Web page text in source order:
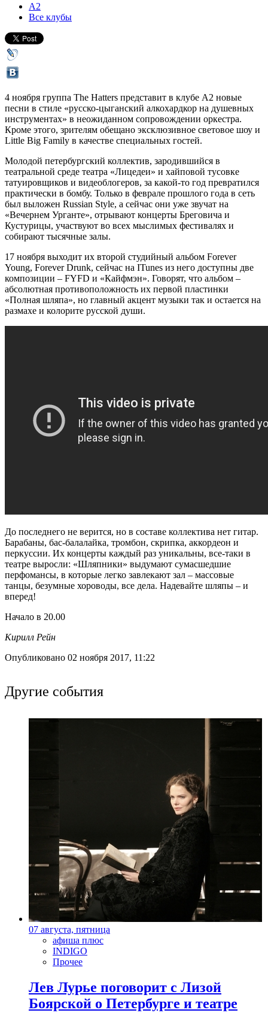
А2
Все клубы
4 ноября группа The Hatters представит в клубе А2 новые
песни в стиле «русско-цыганский алкохардкор на душевных
инструментах» в неожиданном сопровождении оркестра.
Кроме этого, зрителям обещано эксклюзивное световое шоу и
Little Big Family в качестве специальных гостей.
Молодой петербургский коллектив, зародившийся в
театральной среде театра «Лицедеи» и хайповой тусовке
татуировщиков и видеоблогеров, за какой-то год превратился
практически в бомбу. Только в феврале прошлого года в сеть
был выложен Russian Style, а сейчас они уже звучат на
«Вечернем Урганте», отрывают концерты Бреговича и
Кустурицы, участвуют во всех мыслимых фестивалях и
собирают тысячные залы.
17 ноября выходит их второй студийный альбом Forever
Young, Forever Drunk, сейчас на ITunes из него доступны две
композиции – FYFD и «Кайфмэн». Говорят, что альбом –
абсолютная противоположность их первой пластинки
«Полная шляпа», но главный акцент музыки так и остается на
размахе и колорите русской души.
До последнего не верится, но в составе коллектива нет гитар.
Барабаны, бас-балалайка, тромбон, скрипка, аккордеон и
перкуссии. Их концерты каждый раз уникальны, все-таки в
театре выросли: «Шляпники» выдумают сумасшедшие
перфомансы, в которые легко завлекают зал – массовые
танцы, безумные хороводы, все дела. Надевайте шляпы – и
вперед!
Начало в 20.00
Кирилл Рейн
Опубликовано 02 ноября 2017, 11:22
Другие события
07 августа, пятница
афиша плюс
INDIGO
Прочее
Лев Лурье поговорит с Лизой
Боярской о Петербурге и театре